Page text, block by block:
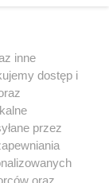
inne
dostęp i
przez
oraz